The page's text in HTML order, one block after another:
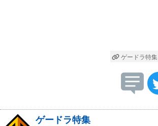
ゲードラ特集
ゲードラ特集